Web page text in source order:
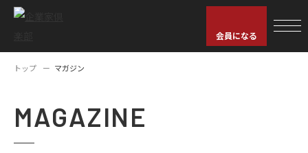
会員になる
トップ マガジン
MAGAZINE